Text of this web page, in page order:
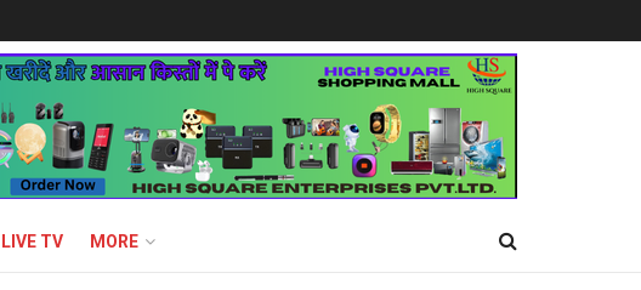
LIVE TV MORE